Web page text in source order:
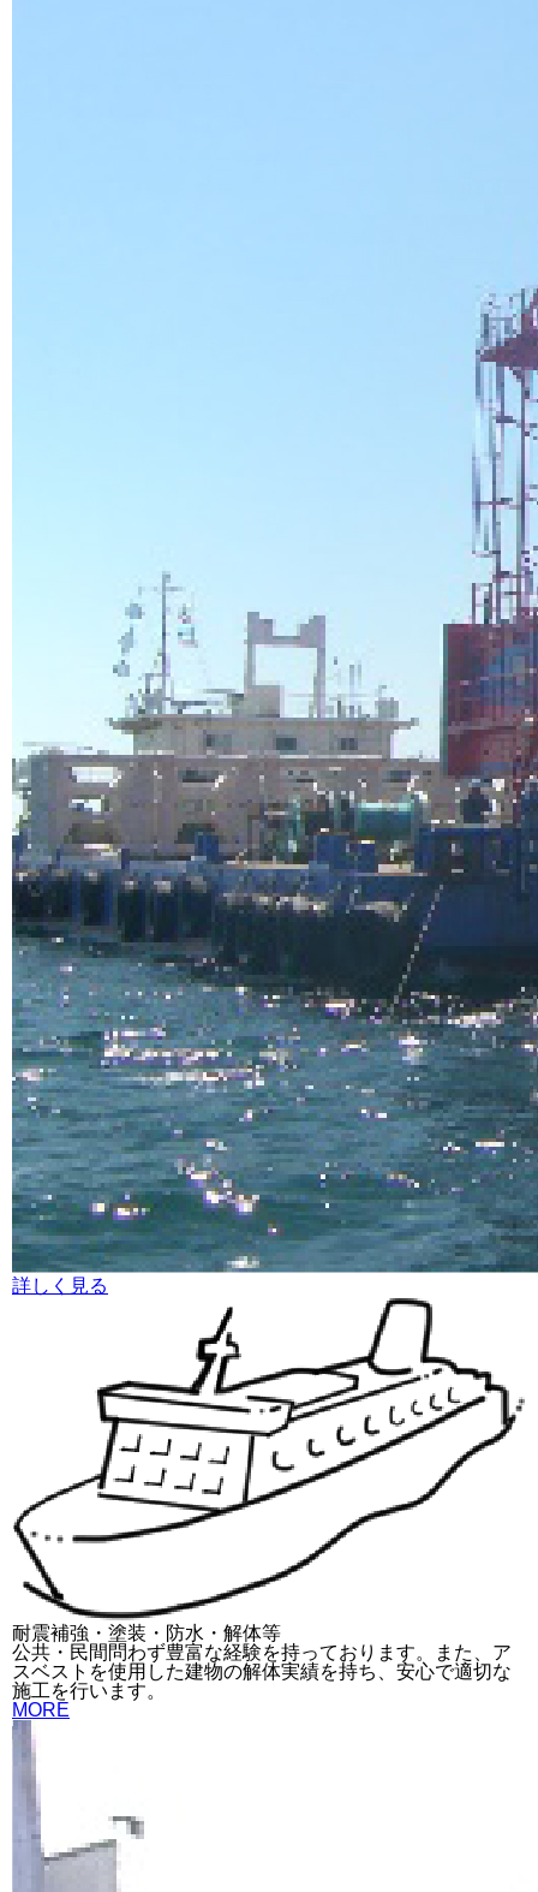
詳しく見る
耐震補強・塗装・防水・解体等
公共・民間問わず豊富な経験を持っております。また、ア
スベストを使用した建物の解体実績を持ち、安心で適切な
施工を行います。
MORE